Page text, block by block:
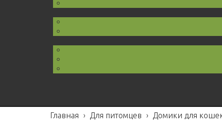
Главная › Для питомцев › Домики для